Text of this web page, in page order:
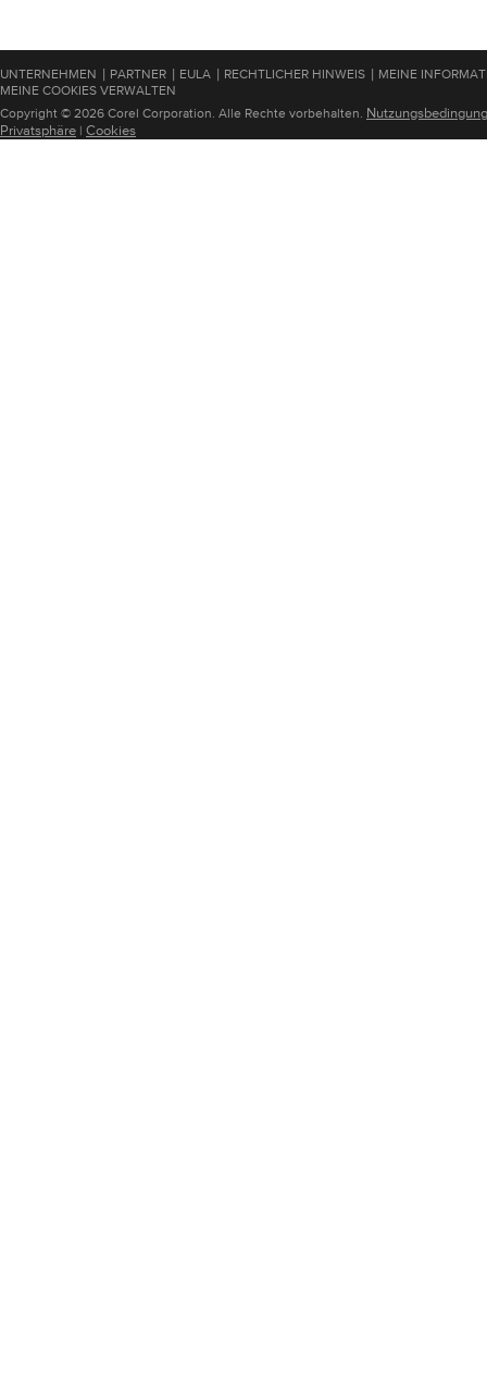
UNTERNEHMEN | PARTNER | EULA | RECHTLICHER HINWEIS | MEINE
MEINE COOKIES VERWALTEN
Copyright © 2026 Corel Corporation. Alle Rechte vorbehalten.
Privatsphäre | Cookies